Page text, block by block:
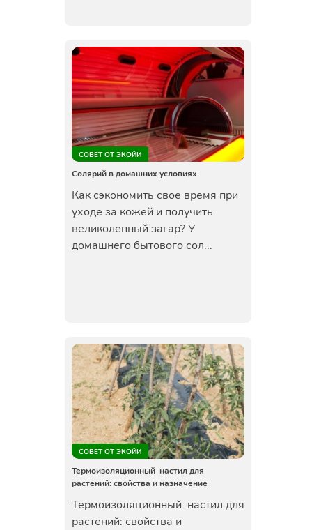
СОВЕТ ОТ ЭКОЙИ
Солярий в домашних условиях
Как сэкономить свое время при
уходе за кожей и получить
великолепный загар? У
домашнего бытового сол...
СОВЕТ ОТ ЭКОЙИ
Термоизоляционный настил для
растений: свойства и назначение
Термоизоляционный настил для
растений: свойства и